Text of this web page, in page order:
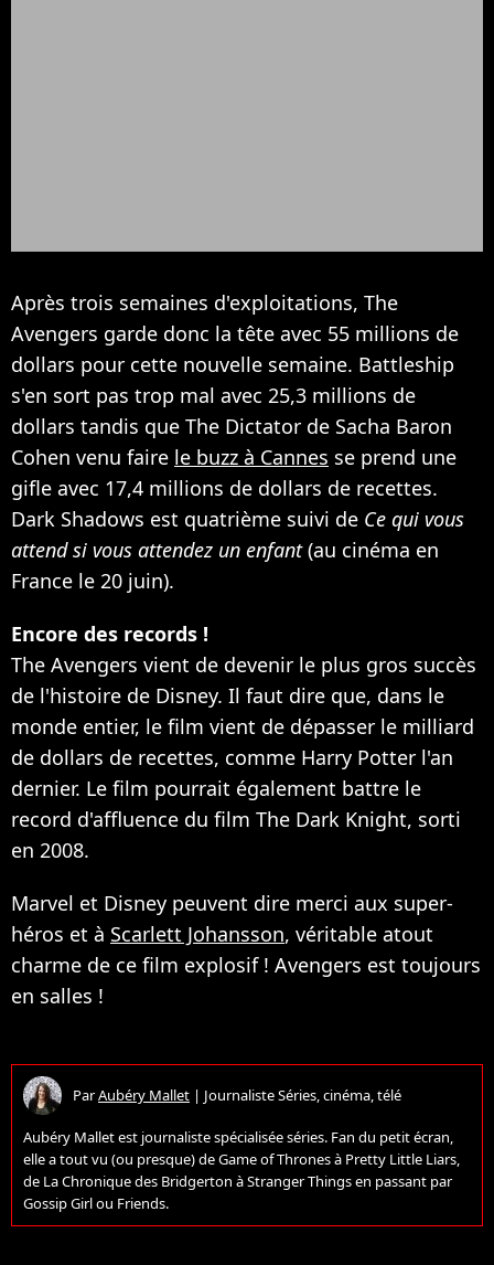
Après trois semaines d'exploitations, The
Avengers garde donc la tête avec 55 millions de
dollars pour cette nouvelle semaine. Battleship
s'en sort pas trop mal avec 25,3 millions de
dollars tandis que The Dictator de Sacha Baron
Cohen venu faire le buzz à Cannes se prend une
gifle avec 17,4 millions de dollars de recettes.
Dark Shadows est quatrième suivi de Ce qui vous
attend si vous attendez un enfant(au cinéma en
France le 20 juin).
Encore des records !
The Avengers vient de devenir le plus gros succès
de l'histoire de Disney. Il faut dire que, dans le
monde entier, le film vient de dépasser le milliard
de dollars de recettes, comme Harry Potter l'an
dernier. Le film pourrait également battre le
record d'affluence du film The Dark Knight, sorti
en 2008.
Marvel et Disney peuvent dire merci aux super-
héros et à Scarlett Johansson, véritable atout
charme de ce film explosif ! Avengers est toujours
en salles !
ParAubéry Mallet | Journaliste Séries, cinéma, télé
Aubéry Mallet est journaliste spécialisée séries. Fan du petit écran,
elle a tout vu (ou presque) de Game of Thrones à Pretty Little Liars,
de La Chronique des Bridgerton à Stranger Things en passant par
Gossip Girl ou Friends.